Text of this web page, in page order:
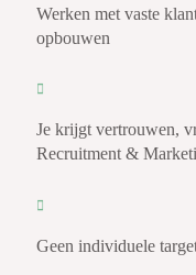
Werken met vaste
opbouwen
Je krijgt vertrouwen,
Recruitment &
Geen individuele